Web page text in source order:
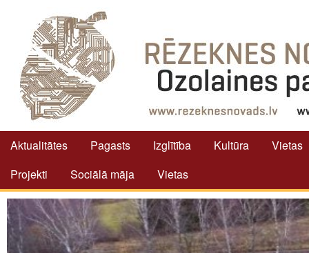
Aktualitātes Pagasts Izglītība Kultūra
Vietas
Projekti
Sociālā māja Vietas